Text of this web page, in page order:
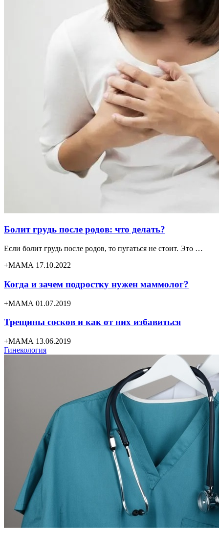
Болит грудь после родов: что делать?
Если болит грудь после родов, то пугаться не стоит. Это …
+МАМА 17.10.2022
Когда и зачем подростку нужен маммолог?
+МАМА 01.07.2019
Трещины сосков и как от них избавиться
+МАМА 13.06.2019
Гинекология